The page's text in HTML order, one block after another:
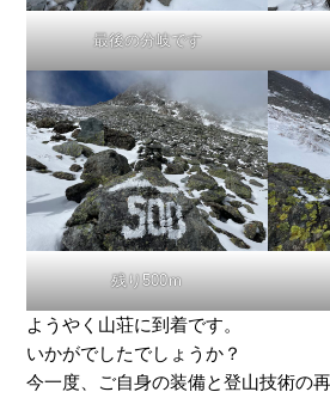
最後の分岐です
残り500ｍ
ようやく山荘に到着です。
いかがでしたでしょうか？
今一度、ご自身の装備と登山技術の